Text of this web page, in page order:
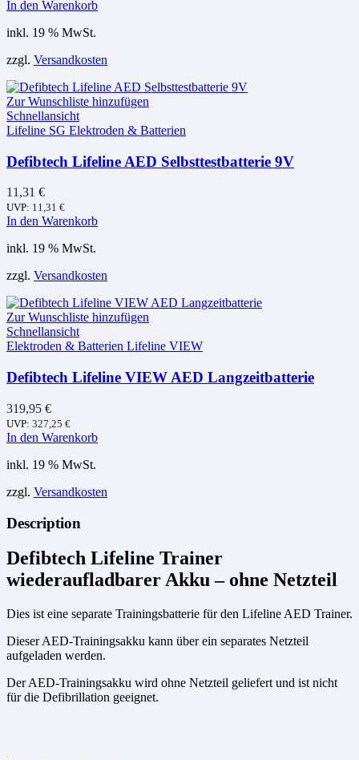
In den Warenkorb
inkl. 19 % MwSt.
zzgl. Versandkosten
Zur Wunschliste hinzufügen
Schnellansicht
Lifeline SG Elektroden & Batterien
Defibtech Lifeline AED Selbsttestbatterie 9V
11,31 €
UVP: 11,31 €
In den Warenkorb
inkl. 19 % MwSt.
zzgl. Versandkosten
Zur Wunschliste hinzufügen
Schnellansicht
Elektroden & Batterien Lifeline VIEW
Defibtech Lifeline VIEW AED Langzeitbatterie
319,95 €
UVP: 327,25 €
In den Warenkorb
inkl. 19 % MwSt.
zzgl. Versandkosten
Description
Defibtech Lifeline Trainer
wiederaufladbarer Akku – ohne Netzteil
Dies ist eine separate Trainingsbatterie für den Lifeline AED Trainer.
Dieser AED-Trainingsakku kann über ein separates Netzteil
aufgeladen werden.
Der AED-Trainingsakku wird ohne Netzteil geliefert und ist nicht
für die Defibrillation geeignet.